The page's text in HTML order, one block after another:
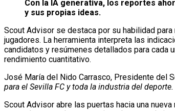
Con la IA generativa, los reportes
y sus propias ideas.
Scout Advisor se destaca por su habilidad
jugadores. La herramienta interpreta las
candidatos y resúmenes detallados para cada
rendimiento cuantitativo.
José María del Nido Carrasco, Presidente del
para el Sevilla FC y toda la industria del
Scout Advisor abre las puertas hacia una